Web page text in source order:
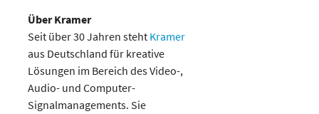
Über Kramer
Seit über 30 Jahren steht Kramer
aus Deutschland für kreative
Lösungen im Bereich des Video-,
Audio- und Computer-
Signalmanagements. Sie